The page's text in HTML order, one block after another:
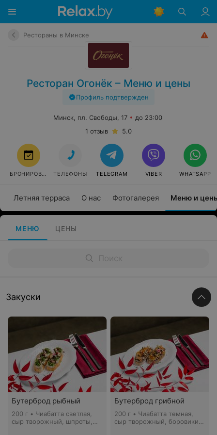
Рестораны в Минске
Ресторан Огонёк – Меню и цены
Профиль подтвержден
Летняя терраса О нас Фотогалерея Меню и
Минск, пл. Свободы, 17
до 23:00
1 отзыв
5.0
БРОНИРОВАТЬ ТЕЛЕФОНЫ TELEGRAM VIBER WHATSAPP
МЕНЮ ЦЕНЫ
Закуски
Бутерброд рыбный
200 г • Чиабатта светлая,
сыр творожный, шпроты,
Бутерброд грибной
200 г • Чиабатта темная,
сыр творожный, боровики,